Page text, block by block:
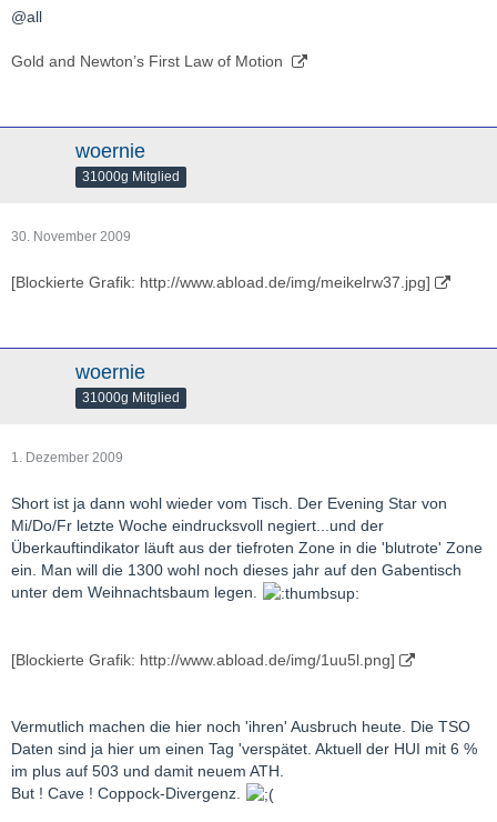
@all
Gold and Newton’s First Law of Motion
woernie
31000g Mitglied
30. November 2009
[Blockierte Grafik: http://www.abload.de/img/meikelrw37.jpg]
woernie
31000g Mitglied
1. Dezember 2009
Short ist ja dann wohl wieder vom Tisch. Der Evening Star von
Mi/Do/Fr letzte Woche eindrucksvoll negiert...und der
Überkauftindikator läuft aus der tiefroten Zone in die 'blutrote' Zone
ein. Man will die 1300 wohl noch dieses jahr auf den Gabentisch
unter dem Weihnachtsbaum legen.
[Blockierte Grafik: http://www.abload.de/img/1uu5l.png]
Vermutlich machen die hier noch 'ihren' Ausbruch heute. Die TSO
Daten sind ja hier um einen Tag 'verspätet. Aktuell der HUI mit 6 %
im plus auf 503 und damit neuem ATH.
But ! Cave ! Coppock-Divergenz.